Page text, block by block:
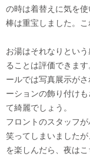
の時は着替えに気を
棒は重宝しました。こ
お湯はそれなりとい
ることは評価できま
ールでは写真展示が
ーションの飾り付け
て綺麗でしょう。
フロントのスタッフ
笑ってしまいました
を楽しんだら、夜はこ